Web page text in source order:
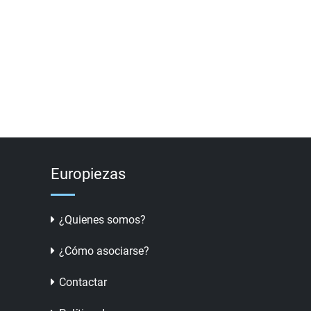
Europiezas
¿Quienes somos?
¿Cómo asociarse?
Contactar